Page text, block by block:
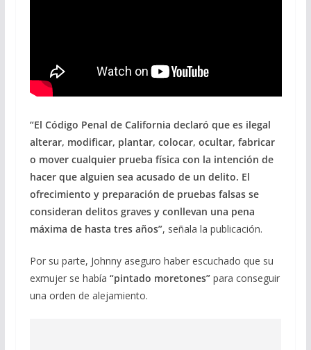
“El Código Penal de California declaró que es ilegal
alterar, modificar, plantar, colocar, ocultar, fabricar
o mover cualquier prueba física con la intención de
hacer que alguien sea acusado de un delito. El
ofrecimiento y preparación de pruebas falsas se
consideran delitos graves y conllevan una pena
máxima de hasta tres años”, señala la publicación.
Por su parte, Johnny aseguro haber escuchado que su
exmujer se había “pintado moretones”para conseguir
una orden de alejamiento.